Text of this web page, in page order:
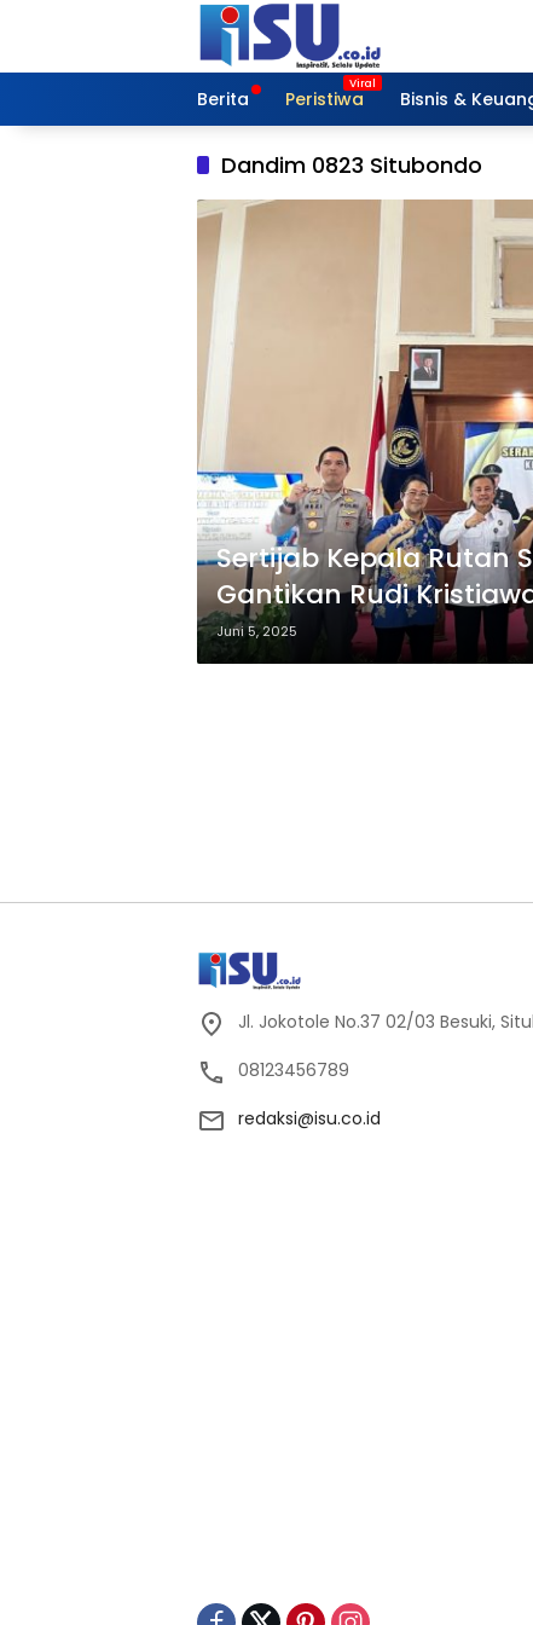
Berita Peristiwa Bisnis &
Dandim 0823 Situbondo
Sertijab Kepala Rutan
Gantikan Rudi
Juni 5, 2025
Jl. Jokotole No.37 02/03 Besuki,
08123456789
redaksi@isu.co.id